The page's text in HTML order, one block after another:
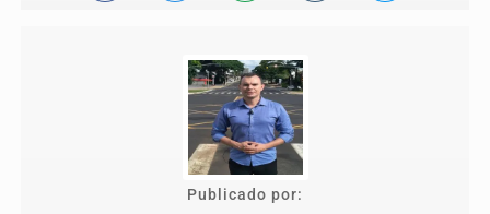
Publicado por: